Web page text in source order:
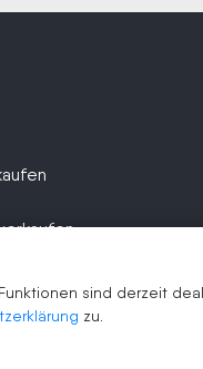
sind derzeit
zu.